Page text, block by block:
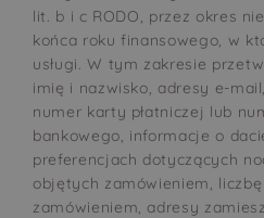
lit. b i c RODO, przez okres
końca roku finansowego, w
usługi. W tym zakresie
imię i nazwisko, adresy e-
numer karty płatniczej lub
bankowego, informacje o
preferencjach dotyczących
objętych zamówieniem,
zamówieniem, adresy